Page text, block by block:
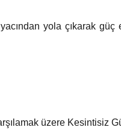
yola çıkarak
üzere Kesintisiz